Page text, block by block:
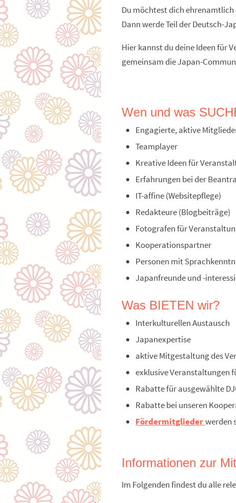
Du möchtest dich
Dann werde Teil der Deutsch-
Hier kannst du deine Ideen für
gemeinsam die Japan-
Wen und was
Engagierte, aktive
Teamplayer
Kreative Ideen für
Erfahrungen bei der
IT-affine (Websitepflege)
Redakteure (Blogbeiträge)
Fotografen für
Kooperationspartner
Personen mit
Japanfreunde und -
Was BIETEN wir?
Interkulturellen Austausch
Japanexpertise
aktive Mitgestaltung des
exklusive Veranstaltungen
Rabatte für ausgewählte
Rabatte bei unseren
Fördermitgliederwerden
Informationen zur
Im Folgenden findest du alle